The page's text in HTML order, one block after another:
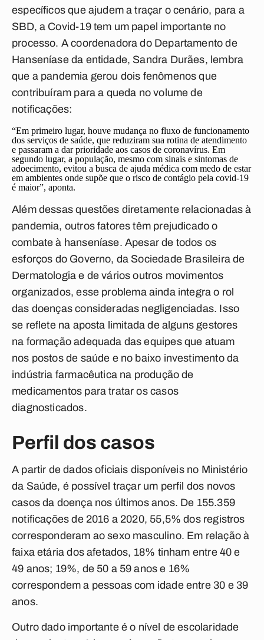
específicos que ajudem a traçar o cenário, para a
SBD, a Covid-19 tem um papel importante no
processo. A coordenadora do Departamento de
Hanseníase da entidade, Sandra Durães, lembra
que a pandemia gerou dois fenômenos que
contribuíram para a queda no volume de
notificações:
“Em primeiro lugar, houve mudança no fluxo de funcionamento
dos serviços de saúde, que reduziram sua rotina de atendimento
e passaram a dar prioridade aos casos de coronavírus. Em
segundo lugar, a população, mesmo com sinais e sintomas de
adoecimento, evitou a busca de ajuda médica com medo de estar
em ambientes onde supõe que o risco de contágio pela covid-19
é maior”, aponta.
Além dessas questões diretamente relacionadas à
pandemia, outros fatores têm prejudicado o
combate à hanseníase. Apesar de todos os
esforços do Governo, da Sociedade Brasileira de
Dermatologia e de vários outros movimentos
organizados,esse problema ainda integra o rol
das doenças consideradas negligenciadas. Isso
se reflete na aposta limitada de alguns gestores
na formação adequada das equipes que atuam
nos postos de saúde e no baixo investimento da
indústria farmacêutica na produção de
medicamentos para tratar os casos
diagnosticados.
Perfil dos casos
A partir de dados oficiais disponíveis no Ministério
da Saúde, é possível traçar um perfil dos novos
casos da doença nos últimos anos. De 155.359
notificações de 2016 a 2020, 55,5% dos registros
corresponderam ao sexo masculino. Em relação à
faixa etária dos afetados, 18% tinham entre 40 e
49 anos; 19%, de 50 a 59 anos e 16%
correspondem a pessoas com idade entre 30 e 39
anos.
Outro dado importante é o nível de escolaridade